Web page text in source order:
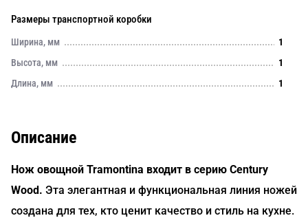
Размеры транспортной коробки
Ширина, мм
1
Высота, мм
1
Длина, мм
1
Описание
Нож овощной Tramontina входит в серию Century
Wood. Эта элегантная и функциональная линия ножей
создана для тех, кто ценит качество и стиль на кухне.